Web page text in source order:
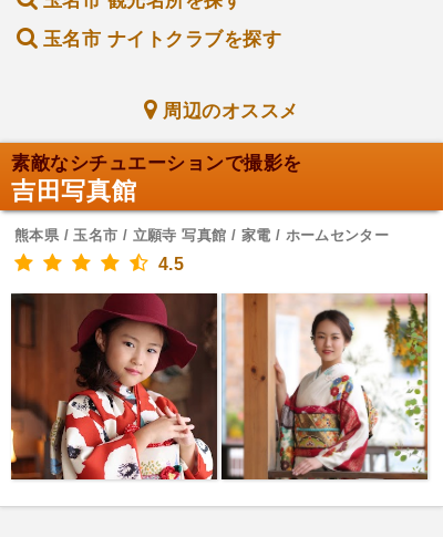
玉名市 ナイトクラブを探す
周辺のオススメ
素敵なシチュエーションで撮影を
吉田写真館
熊本県 / 玉名市 / 立願寺 写真館 / 家電 / ホームセンター
4.5